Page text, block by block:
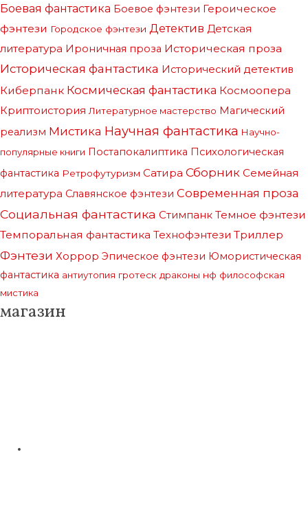
Боевая фантастика Боевое фэнтези Героическое
фэнтези Городское фэнтези Детектив Детская
литература Ироничная проза Историческая проза
Историческая фантастика Исторический детектив
Киберпанк Космическая фантастика Космоопера
Криптоистория Литературное мастерство Магический
реализм Мистика Научная фантастика Научно-
популярные книги Постапокалиптика Психологическая
фантастика Ретрофутуризм Сатира Сборник Семейная
литература Славянское фэнтези Современная проза
Социальная фантастика Стимпанк Темное фэнтези
Темпоральная фантастика Технофэнтези Триллер
Фэнтези Хоррор Эпическое фэнтези Юмористическая
фантастика антиутопия гротеск драконы нф философская
мистика
магазин